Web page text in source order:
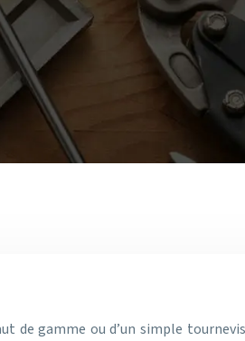
de gamme ou d’un simple